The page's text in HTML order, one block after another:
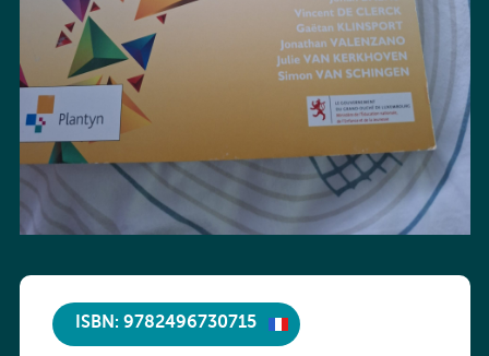
ISBN: 9782496730715